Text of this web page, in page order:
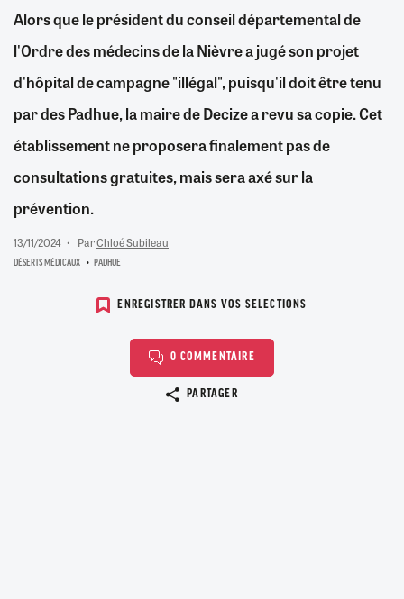
Alors que le président du conseil départemental de
l'Ordre des médecins de la Nièvre a jugé son projet
d'hôpital de campagne "illégal", puisqu'il doit être tenu
par des Padhue, la maire de Decize a revu sa copie. Cet
établissement ne proposera finalement pas de
consultations gratuites, mais sera axé sur la
prévention.
13/11/2024 ParChloé Subileau
DÉSERTS MÉDICAUX PADHUE
ENREGISTRER DANS VOS SELECTIONS
0 COMMENTAIRE
PARTAGER